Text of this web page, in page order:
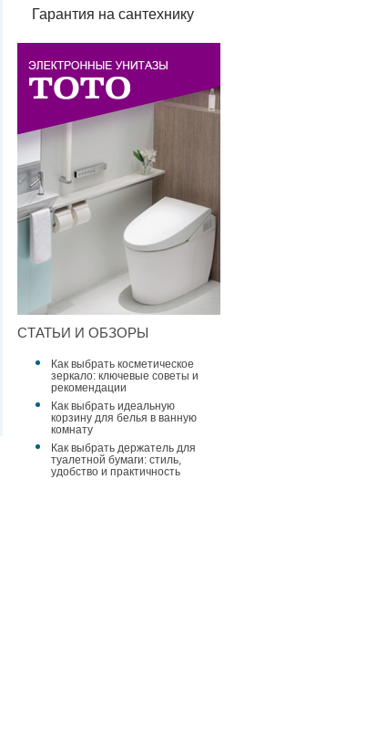
Гарантия на сантехнику
СТАТЬИ И ОБЗОРЫ
Как выбрать косметическое
зеркало: ключевые советы и
рекомендации
Как выбрать идеальную
корзину для белья в ванную
комнату
Как выбрать держатель для
туалетной бумаги: стиль,
удобство и практичность